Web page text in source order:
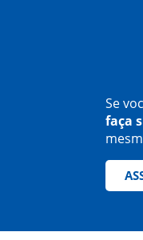
Se
faça